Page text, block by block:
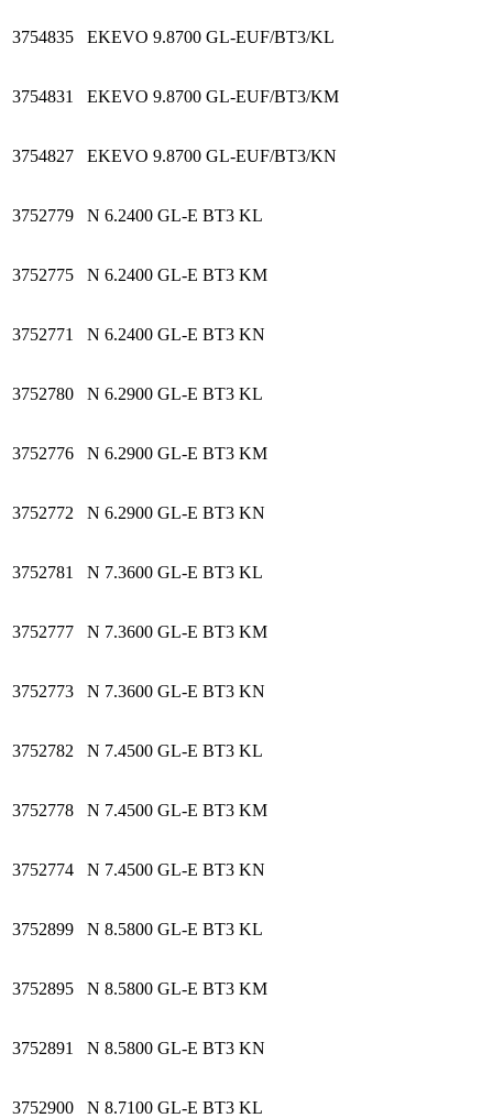
3754835 EKEVO 9.8700 GL-EUF/BT3/KL
3754831 EKEVO 9.8700 GL-EUF/BT3/KM
3754827 EKEVO 9.8700 GL-EUF/BT3/KN
3752779 N 6.2400 GL-E BT3 KL
3752775 N 6.2400 GL-E BT3 KM
3752771 N 6.2400 GL-E BT3 KN
3752780 N 6.2900 GL-E BT3 KL
3752776 N 6.2900 GL-E BT3 KM
3752772 N 6.2900 GL-E BT3 KN
3752781 N 7.3600 GL-E BT3 KL
3752777 N 7.3600 GL-E BT3 KM
3752773 N 7.3600 GL-E BT3 KN
3752782 N 7.4500 GL-E BT3 KL
3752778 N 7.4500 GL-E BT3 KM
3752774 N 7.4500 GL-E BT3 KN
3752899 N 8.5800 GL-E BT3 KL
3752895 N 8.5800 GL-E BT3 KM
3752891 N 8.5800 GL-E BT3 KN
3752900 N 8.7100 GL-E BT3 KL